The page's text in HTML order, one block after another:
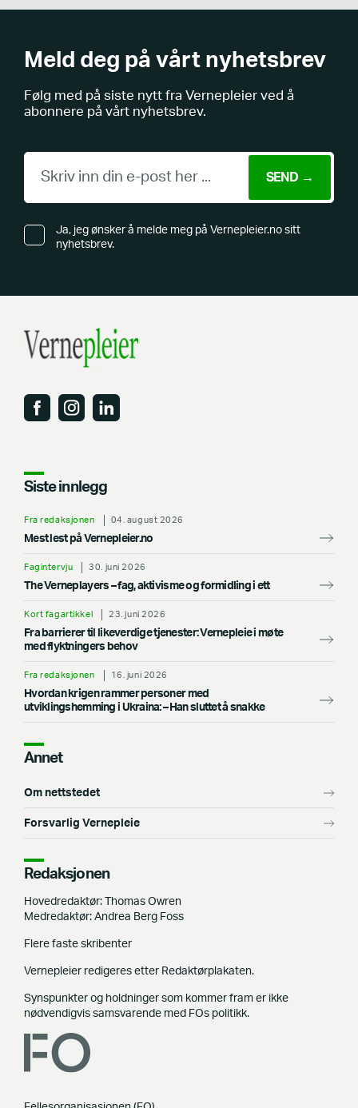
Meld deg på vårt nyhetsbrev
Følg med på siste nytt fra Vernepleier ved å
abonnere på vårt nyhetsbrev.
Ja, jeg ønsker å melde meg på Vernepleier.no sitt
nyhetsbrev.
Siste innlegg
Fra redaksjonen 04. august 2026
Mest lest på Vernepleier.no
Fagintervju 30. juni 2026
The Verneplayers – fag, aktivisme og formidling i ett
Kort fagartikkel 23. juni 2026
Fra barrierer til likeverdige tjenester: Vernepleie i møte
med flyktningers behov
Fra redaksjonen 16. juni 2026
Hvordan krigen rammer personer med
utviklingshemming i Ukraina: –⁠ Han sluttet å snakke
Annet
Om nettstedet
Forsvarlig Vernepleie
Redaksjonen
Hovedredaktør: Thomas Owren
Medredaktør: Andrea Berg Foss
Flere faste skribenter
Vernepleier redigeres etter Redaktørplakaten.
Synspunkter og holdninger som kommer fram er ikke
nødvendigvis samsvarende med FOs politikk.